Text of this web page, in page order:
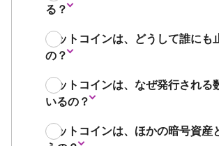
る？
ビットコインは、どうして誰にも
の？
ビットコインは、なぜ発行される
いるの？
ビットコインは、ほかの暗号資産